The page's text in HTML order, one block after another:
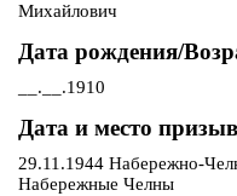
Михайлович
Дата рождения/
__.__.1910
Дата и место
29.11.1944 Набережно-
Набережные Челны